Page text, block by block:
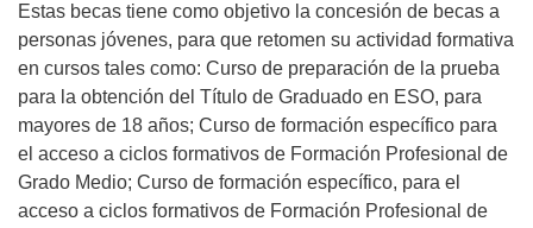
Estas becas tiene como objetivo la concesión de becas a
personas jóvenes, para que retomen su actividad formativa
en cursos tales como: Curso de preparación de la prueba
para la obtención del Título de Graduado en ESO, para
mayores de 18 años; Curso de formación específico para
el acceso a ciclos formativos de Formación Profesional de
Grado Medio; Curso de formación específico, para el
acceso a ciclos formativos de Formación Profesional de